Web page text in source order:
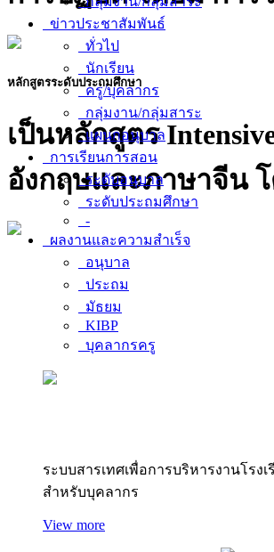
หลักสูตรระดับประถมศึกษา
เป็นหลักสูตร
อังกฤษและภาษาจีน
ข่าวประชาสัมพันธ์
ทั่วไป
นักเรียน
ครู/บุคลากร
กลุ่มงาน/กลุ่มสาระ
แผนกอนุบาล
การเรียนการสอน
ระดับอนุบาล
ระดับประถมศึกษา
-
ผลงานและความสำเร็จ
อนุบาล
ประถม
มัธยม
KIBP
บุคลากรครู
ระบบสารเทศเพื่อการบริหารงานโรงเ
สำหรับบุคลากร
View more